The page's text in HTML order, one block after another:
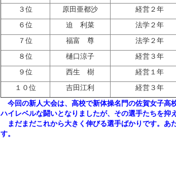
３位
原田亜都沙
経営２年
６位
迫 利菜
法学２年
７位
福富 尊
法学２年
８位
樋口涼子
経営３年
９位
西生 樹
経営１年
１０位
吉田江利
経営３年
今回の新人大会は、高校で新体操名門の佐賀女子
ハイレベルな闘いとなりましたが、その選手たちを抑
まだまだこれから大きく伸びる選手ばかりです。あ
す。